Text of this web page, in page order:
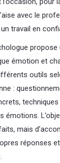
avec le
travail en
propose
émotion et
outils
:
émotions.
mais
réponses